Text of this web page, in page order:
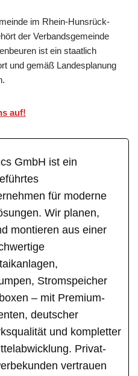
im Rhein-Hunsrück-
der Verbandsgemeinde
ist ein staatlich
und gemäß Landesplanung
auf!
GmbH ist ein
für moderne
Wir planen,
montieren aus einer
Stromspeicher
– mit Premium-
deutscher
und kompletter
Privat-
vertrauen